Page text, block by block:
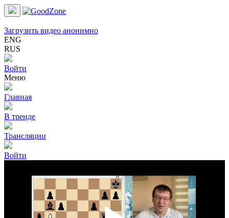
Загрузить видео анонимно
ENG
RUS
Войти
Меню
Главная
В тренде
Трансляции
Войти